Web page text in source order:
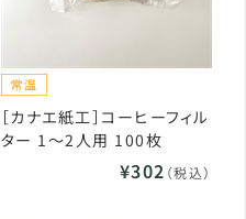
［カナエ紙工］コーヒーフィル
ター 1～2人用 100枚
¥302 （税込）